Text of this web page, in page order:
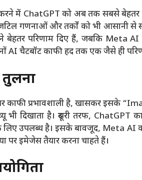
में ChatGPT को अब तक सबसे बेहतर
गणनाओं और तर्कों को भी आसानी से
बेहतर परिणाम दिए हैं, जबकि Meta
AI चैटबॉट काफी हद तक एक जैसे ही
प्रभावशाली है, खासकर इसके
भी दिखाता है। दूसरी तरफ, ChatGPT
उपलब्ध है। इसके बावजूद, Meta AI
पर इमेजेस तैयार करना चाहते हैं।